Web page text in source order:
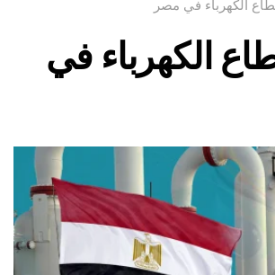
الكهرباء في مصر
الكهرباء في